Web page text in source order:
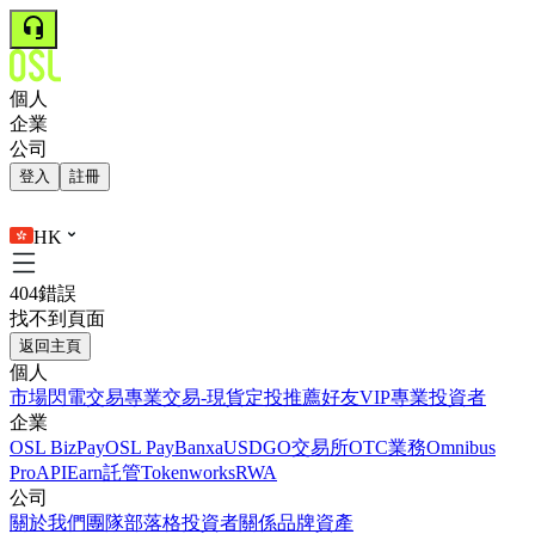
個人
企業
公司
登入 註冊
HK
404錯誤
找不到頁面
返回主頁
個人
市場閃電交易專業交易-現貨定投推薦好友VIP專業投資者
企業
OSL BizPayOSL PayBanxaUSDGO交易所OTC業務Omnibus
ProAPIEarn託管TokenworksRWA
公司
關於我們 團隊部落格投資者關係品牌資產